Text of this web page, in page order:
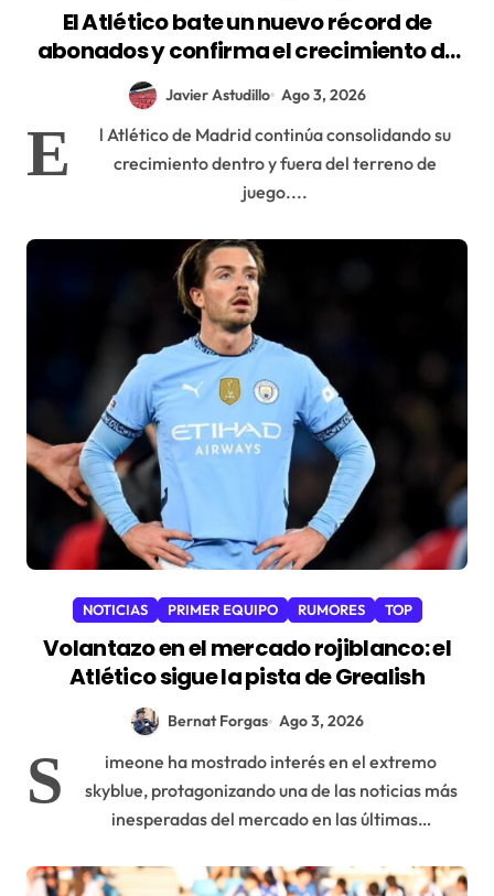
El Atlético bate un nuevo récord de
abonados y confirma el crecimiento de
Javier Astudillo Ago 3, 2026
E
l Atlético de Madrid continúa consolidando su
crecimiento dentro y fuera del terreno de
juego....
NOTICIAS PRIMER EQUIPO RUMORES TOP
Volantazo en el mercado rojiblanco: el
Atlético sigue la pista de Grealish
Bernat Forgas Ago 3, 2026
S
imeone ha mostrado interés en el extremo
skyblue, protagonizando una de las noticias más
inesperadas del mercado en las últimas…